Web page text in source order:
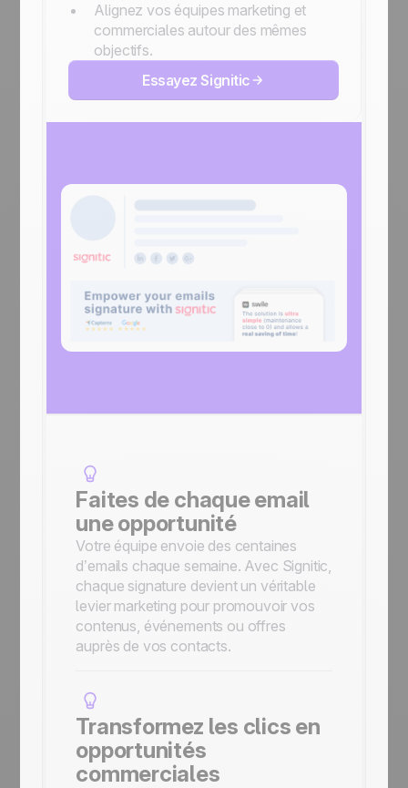
Alignez vos équipes marketing et
commerciales autour des mêmes
objectifs.
Essayez Signitic
Faites de chaque email
une opportunité
Votre équipe envoie des centaines
d’emails chaque semaine. Avec Signitic,
chaque signature devient un véritable
levier marketing pour promouvoir vos
contenus, événements ou offres
auprès de vos contacts.
Transformez les clics en
opportunités
commerciales